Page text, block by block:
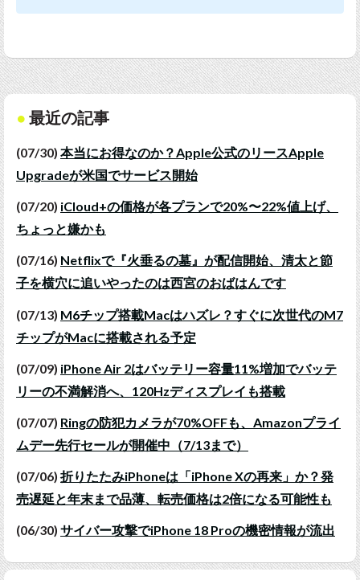
最近の記事
(07/30) 本当にお得なのか？Apple公式のリースApple
Upgradeが米国でサービス開始
(07/20) iCloud+の価格が各プランで20%〜22%値上げ、
ちょっと嫌かも
(07/16) Netflixで『火垂るの墓』が配信開始、清太と節
子を横穴に追いやったのは西宮のおばはんです
(07/13) M6チップ搭載Macはハズレ？すぐに次世代のM7
チップがMacに搭載される予定
(07/09) iPhone Air 2はバッテリー容量11%増加でバッテ
リーの不満解消へ、120Hzディスプレイも搭載
(07/07) Ringの防犯カメラが70%OFFも、Amazonプライ
ムデー先行セールが開催中（7/13まで）
(07/06) 折りたたみiPhoneは「iPhone Xの再来」か？発
売遅延と年末まで品薄、転売価格は2倍になる可能性も
(06/30) サイバー攻撃でiPhone 18 Proの機密情報が流出